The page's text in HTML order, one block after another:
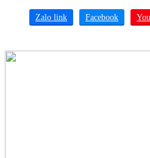
Zalo link Facebook